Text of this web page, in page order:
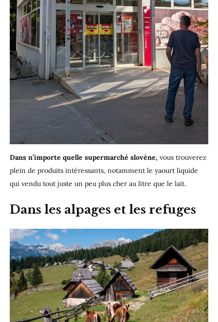
Dans n’importe quelle supermarché slovène, vous trouverez
plein de produits intéressants, notamment le yaourt liquide
qui vendu tout juste un peu plus cher au litre que le lait.
Dans les alpages et les refuges